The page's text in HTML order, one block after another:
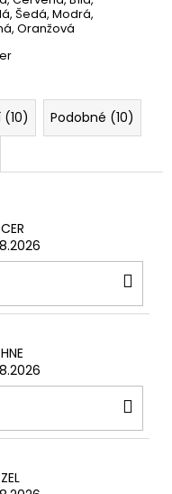
Šedá, Modrá,
Oranžová
Podobné (10)